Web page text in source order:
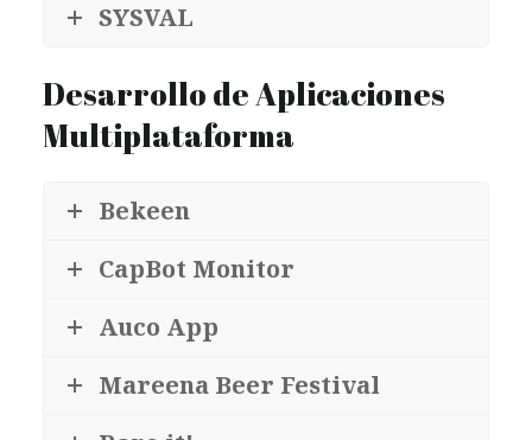
SYSVAL
Desarrollo de Aplicaciones
Multiplataforma
Bekeen
CapBot Monitor
Auco App
Mareena Beer Festival